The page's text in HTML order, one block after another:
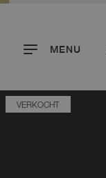
MENU
VERKOCHT